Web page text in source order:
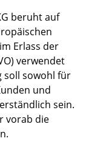
beruht auf
Erlass der
verwendet
soll sowohl für
und
sein.
vorab die